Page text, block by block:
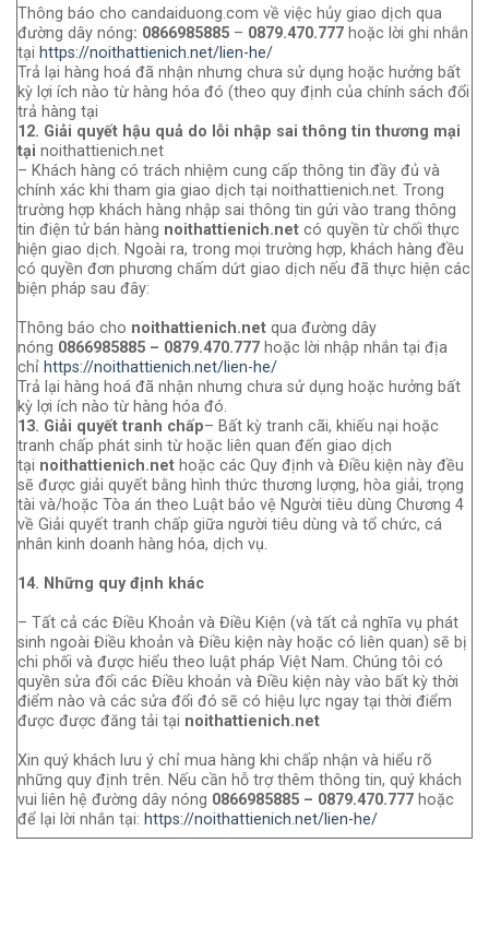
Thông báo cho candaiduong.com về việc hủy giao dịch qua
đường dây nóng: 0866985885 – 0879.470.777 hoặc lời ghi nhắn
tại https://noithattienich.net/lien-he/
Trả lại hàng hoá đã nhận nhưng chưa sử dụng hoặc hưởng bất
kỳ lợi ích nào từ hàng hóa đó (theo quy định của chính sách đổi
trả hàng tại
12. Giải quyết hậu quả do lỗi nhập sai thông tin thương mại
tại noithattienich.net
– Khách hàng có trách nhiệm cung cấp thông tin đầy đủ và
chính xác khi tham gia giao dịch tại noithattienich.net. Trong
trường hợp khách hàng nhập sai thông tin gửi vào trang thông
tin điện tử bán hàng noithattienich.net có quyền từ chối thực
hiện giao dịch. Ngoài ra, trong mọi trường hợp, khách hàng đều
có quyền đơn phương chấm dứt giao dịch nếu đã thực hiện các
biện pháp sau đây:
Thông báo cho noithattienich.net qua đường dây
nóng 0866985885 – 0879.470.777 hoặc lời nhập nhắn tại địa
chỉ https://noithattienich.net/lien-he/
Trả lại hàng hoá đã nhận nhưng chưa sử dụng hoặc hưởng bất
kỳ lợi ích nào từ hàng hóa đó.
13. Giải quyết tranh chấp– Bất kỳ tranh cãi, khiếu nại hoặc
tranh chấp phát sinh từ hoặc liên quan đến giao dịch
tại noithattienich.net hoặc các Quy định và Điều kiện này đều
sẽ được giải quyết bằng hình thức thương lượng, hòa giải, trọng
tài và/hoặc Tòa án theo Luật bảo vệ Người tiêu dùng Chương 4
về Giải quyết tranh chấp giữa người tiêu dùng và tổ chức, cá
nhân kinh doanh hàng hóa, dịch vụ.
14. Những quy định khác
– Tất cả các Điều Khoản và Điều Kiện (và tất cả nghĩa vụ phát
sinh ngoài Điều khoản và Điều kiện này hoặc có liên quan) sẽ bị
chi phối và được hiểu theo luật pháp Việt Nam. Chúng tôi có
quyền sửa đổi các Điều khoản và Điều kiện này vào bất kỳ thời
điểm nào và các sửa đổi đó sẽ có hiệu lực ngay tại thời điểm
được được đăng tải tại noithattienich.net
Xin quý khách lưu ý chỉ mua hàng khi chấp nhận và hiểu rõ
những quy định trên. Nếu cần hỗ trợ thêm thông tin, quý khách
vui liên hệ đường dây nóng 0866985885 – 0879.470.777 hoặc
để lại lời nhắn tại: https://noithattienich.net/lien-he/